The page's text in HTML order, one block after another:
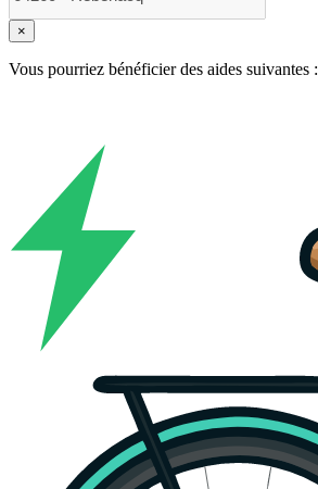
×
Vous pourriez bénéficier des aides suivantes :